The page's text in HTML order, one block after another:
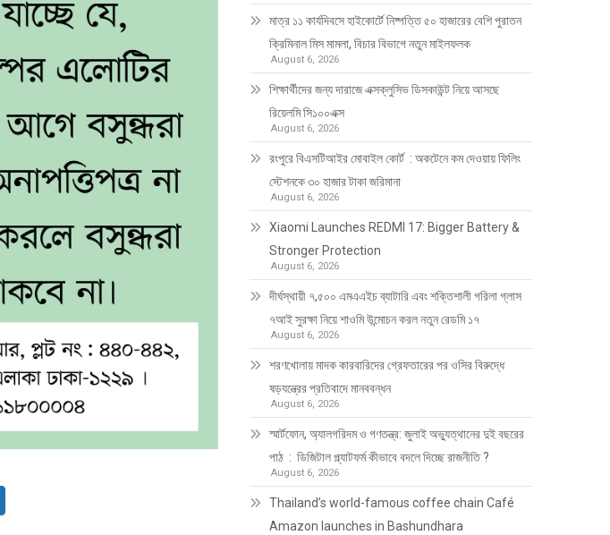
মাত্র ১১ কার্যদিবসে হাইকোর্টে নিষ্পত্তি ৫০ হাজারের বেশি পুরাতন
ক্রিমিনাল মিস মামলা, বিচার বিভাগে নতুন মাইলফলক
August 6, 2026
শিক্ষার্থীদের জন্য দারাজে এক্সক্লুসিভ ডিসকাউন্ট নিয়ে আসছে
রিয়েলমি সি১০০এক্স
August 6, 2026
রংপুরে বিএসটিআইর মোবাইল কোর্ট : অকটেনে কম দেওয়ায় ফিলিং
স্টেশনকে ৩০ হাজার টাকা জরিমানা
August 6, 2026
Xiaomi Launches REDMI 17: Bigger Battery &
Stronger Protection
August 6, 2026
দীর্ঘস্থায়ী ৭,৫০০ এমএএইচ ব্যাটারি এবং শক্তিশালী গরিলা গ্লাস
৭আই সুরক্ষা নিয়ে শাওমি উন্মোচন করল নতুন রেডমি ১৭
August 6, 2026
শরণখোলায় মাদক কারবারিদের গ্রেফতারের পর ওসির বিরুদ্ধে
ষড়যন্ত্রের প্রতিবাদে মানববন্ধন
August 6, 2026
স্মার্টফোন, অ্যালগরিদম ও গণতন্ত্র: জুলাই অভ্যুত্থানের দুই বছরের
পাঠ : ডিজিটাল প্ল্যাটফর্ম কীভাবে বদলে দিচ্ছে রাজনীতি ?
August 6, 2026
Thailand’s world-famous coffee chain Café
Amazon launches in Bashundhara